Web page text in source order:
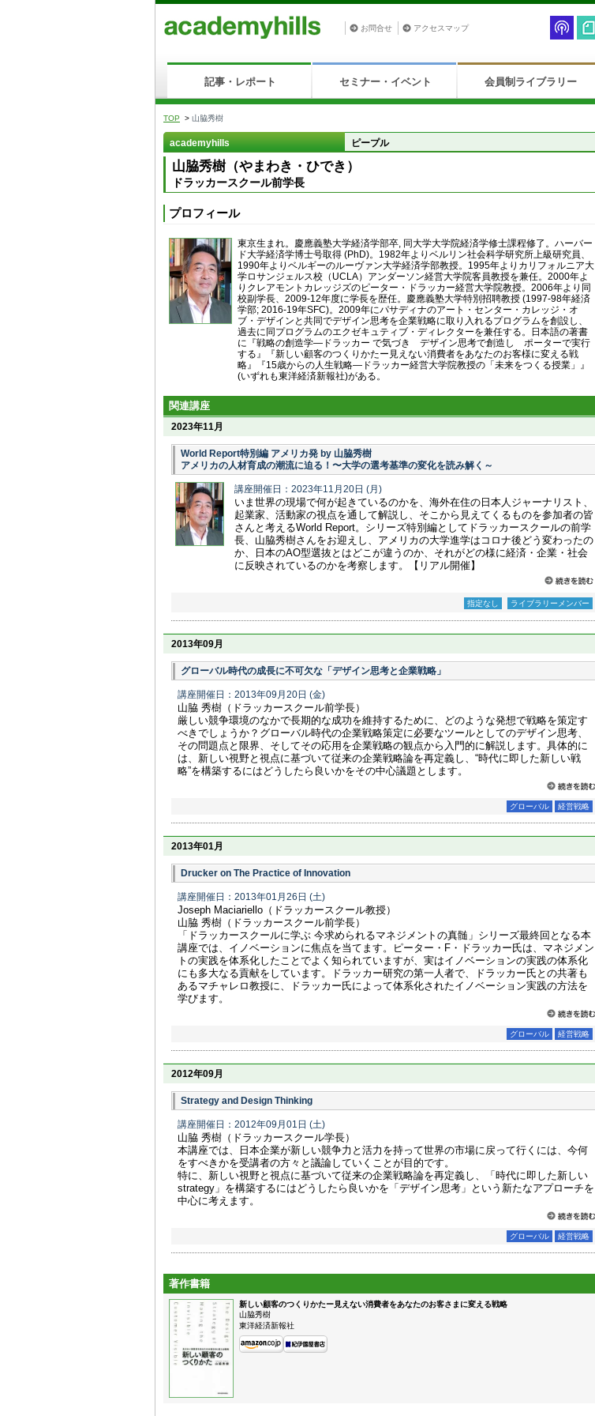
お問合せ アクセスマップ
記事・レポート セミナー・イベント 会員制ライブラリー
TOP > 山脇秀樹
academyhills ピープル
山脇秀樹（やまわき・ひでき）
ドラッカースクール前学長
プロフィール
東京生まれ。慶應義塾大学経済学部卒, 同大学大学院経済学修士課程修了。ハーバー
ド大学経済学博士号取得 (PhD)。1982年よりベルリン社会科学研究所上級研究員、
1990年よりベルギーのルーヴァン大学経済学部教授。1995年よりカリフォルニア大
学ロサンジェルス校（UCLA）アンダーソン経営大学院客員教授を兼任。2000年よ
りクレアモントカレッジズのピーター・ドラッカー経営大学院教授。2006年より同
校副学長、2009-12年度に学長を歴任。慶應義塾大学特別招聘教授 (1997-98年経済
学部; 2016-19年SFC)。2009年にパサディナのアート・センター・カレッジ・オ
ブ・デザインと共同でデザイン思考を企業戦略に取り入れるプログラムを創設し、
過去に同プログラムのエクゼキュティブ・ディレクターを兼任する。日本語の著書
に『戦略の創造学—ドラッカー で気づき デザイン思考で創造し ポーターで実行
する』『新しい顧客のつくりかたー見えない消費者をあなたのお客様に変える戦
略』『15歳からの人生戦略—ドラッカー経営大学院教授の「未来をつくる授業」』
(いずれも東洋経済新報社)がある。
関連講座
2023年11月
World Report特別編 アメリカ発 by 山脇秀樹
アメリカの人材育成の潮流に迫る！〜大学の選考基準の変化を読み解く～
講座開催日：2023年11月20日 (月)
いま世界の現場で何が起きているのかを、海外在住の日本人ジャーナリスト、
起業家、活動家の視点を通して解説し、そこから見えてくるものを参加者の皆
さんと考えるWorld Report。シリーズ特別編としてドラッカースクールの前学
長、山脇秀樹さんをお迎えし、アメリカの大学進学はコロナ後どう変わったの
か、日本のAO型選抜とはどこが違うのか、それがどの様に経済・企業・社会
に反映されているのかを考察します。【リアル開催】
指定なし ライブラリーメンバー
2013年09月
グローバル時代の成長に不可欠な「デザイン思考と企業戦略」
講座開催日：2013年09月20日 (金)
山脇 秀樹（ドラッカースクール前学長）
厳しい競争環境のなかで長期的な成功を維持するために、どのような発想で戦略を策定す
べきでしょうか？グローバル時代の企業戦略策定に必要なツールとしてのデザイン思考、
その問題点と限界、そしてその応用を企業戦略の観点から入門的に解説します。具体的に
は、新しい視野と視点に基づいて従来の企業戦略論を再定義し、“時代に即した新しい戦
略”を構築するにはどうしたら良いかをその中心議題とします。
グローバル 経営戦略
2013年01月
Drucker on The Practice of Innovation
講座開催日：2013年01月26日 (土)
Joseph Maciariello（ドラッカースクール教授）
山脇 秀樹（ドラッカースクール前学長）
「ドラッカースクールに学ぶ 今求められるマネジメントの真髄」シリーズ最終回となる本
講座では、イノベーションに焦点を当てます。ピーター・F・ドラッカー氏は、マネジメン
トの実践を体系化したことでよく知られていますが、実はイノベーションの実践の体系化
にも多大なる貢献をしています。ドラッカー研究の第一人者で、ドラッカー氏との共著も
あるマチャレロ教授に、ドラッカー氏によって体系化されたイノベーション実践の方法を
学びます。
グローバル 経営戦略
2012年09月
Strategy and Design Thinking
講座開催日：2012年09月01日 (土)
山脇 秀樹（ドラッカースクール学長）
本講座では、日本企業が新しい競争力と活力を持って世界の市場に戻って行くには、今何
をすべきかを受講者の方々と議論していくことが目的です。
特に、新しい視野と視点に基づいて従来の企業戦略論を再定義し、「時代に即した新しい
strategy」を構築するにはどうしたら良いかを「デザイン思考」という新たなアプローチを
中心に考えます。
グローバル 経営戦略
著作書籍
新しい顧客のつくりかたー見えない消費者をあなたのお客さまに変える戦略
山脇秀樹
東洋経済新報社